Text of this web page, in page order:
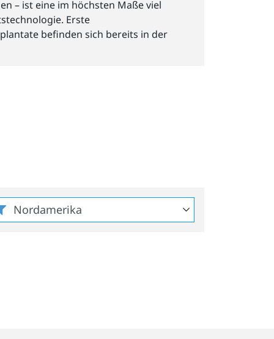
– ist eine im höchsten Maße viel
Erste
befinden sich bereits in der